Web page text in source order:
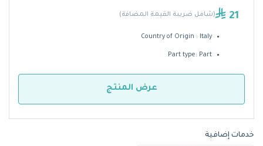
21 (شامل ضريبة القيمة المضافة)
Country of Origin : Italy
Part type: Part
عرض المنتج
خدمات إضافية